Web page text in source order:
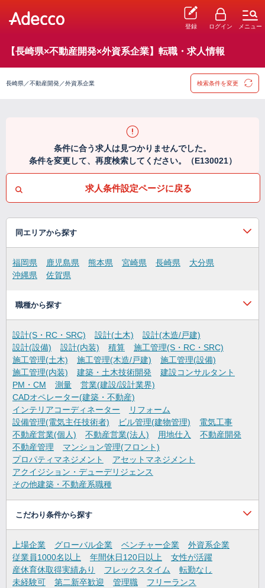
登録 ログイン メニュー
【長崎県×不動産開発×外資系企業】転職・求人情報
長崎県／不動産開発／外資系企業 検索条件を変更
条件に合う求人は見つかりませんでした。
条件を変更して、再度検索してください。（E130021）
求人条件設定ページに戻る
同エリアから探す
福岡県 鹿児島県 熊本県 宮崎県 長崎県
大分県
沖縄県
佐賀県
職種から探す
設計(S・RC・SRC) 設計(土木)
設計(木造/戸建)
設計(設備)
設計(内装) 積算
施工管理(S・RC・SRC)
施工管理(土木)
施工管理(木造/戸建)
施工管理(設備)
施工管理(内装)
建築・土木技術開発
建設コンサルタント
PM・CM
測量
営業(建設/設計業界)
CADオペレーター(建築・不動産)
インテリアコーディネーター
リフォーム
設備管理(電気主任技術者)
ビル管理(建物管理)
電気工事
不動産営業(個人)
不動産営業(法人) 用地仕入
不動産開発
不動産管理
マンション管理(フロント)
プロパティマネジメント
アセットマネジメント
アクイジション・デューデリジェンス
その他建築・不動産系職種
こだわり条件から探す
上場企業 グローバル企業 ベンチャー企業
外資系企業
従業員1000名以上
年間休日120日以上
女性が活躍
産休育休取得実績あり
フレックスタイム
転勤なし
未経験可
第二新卒歓迎 管理職
フリーランス